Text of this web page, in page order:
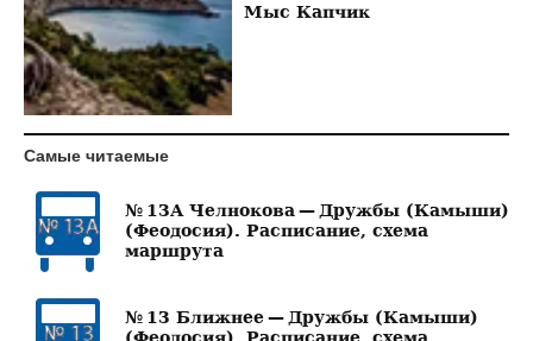
Мыс Капчик
Самые читаемые
№ 13А Челнокова — Дружбы (Камыши)
(Феодосия). Расписание, схема
маршрута
№ 13 Ближнее — Дружбы (Камыши)